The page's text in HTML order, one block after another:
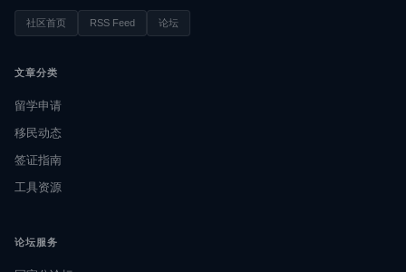
社区首页 RSS Feed 论坛
文章分类
留学申请
移民动态
签证指南
工具资源
论坛服务